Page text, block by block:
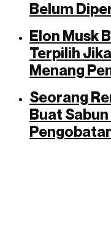
Belum
Elon Musk
Terpilih
Menang
Seorang
Buat